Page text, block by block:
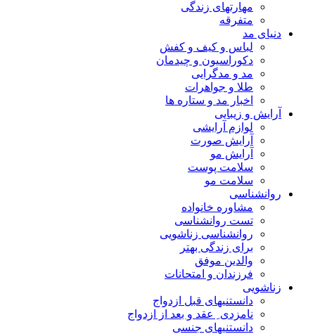
مهارتهای زندگی
متفرقه
دنیای مد
لباس و کیف و کفش
دکوراسیون و چیدمان
مد و مدگرایی
طلا و جواهرات
اخبار مد و ستاره ها
آرایش و زیبایی
لوازم آرایشی
آرایش صورت
آرایش مو
سلامت پوست
سلامت مو
روانشناسی
مشاوره خانواده
تست روانشناسی
روانشناسی زناشویی
برای زندگی بهتر
والدین موفق
فرزندان و امتحانات
زناشویی
دانستنیهای قبل ازدواج
نامزدی ِ عقد و بعد از ازدواج
دانستنیهای جنسی